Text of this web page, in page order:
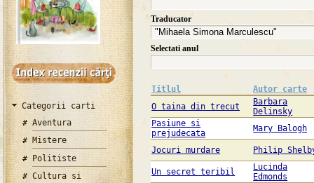
Categorii carti
Aventura
Mistere
Politiste
Cultura si
Traducator
Selectati anul
Titlul
Autor carte
O taina din trecut
Barbara
Delinsky
Pasiune si
prejudecata
Mary Balogh
Jocuri murdare Philip
Un secret teribil
Lucinda
Edmonds